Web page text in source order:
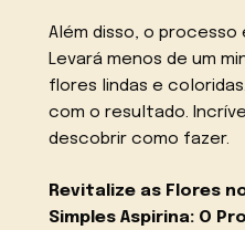
Além disso, o processo
Levará menos de um
flores lindas e
com o resultado.
descobrir como fazer.
Revitalize as Flores
Simples Aspirina: O